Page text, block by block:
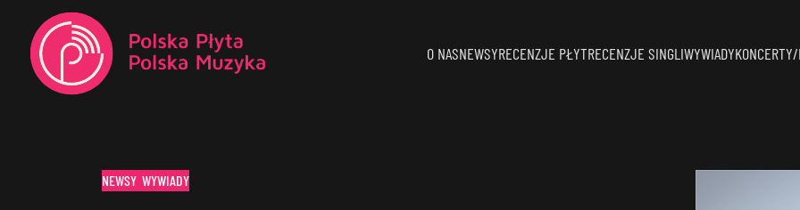
O NASNEWSYRECENZJE PŁYTRECENZJE SINGLIWYWIADY
NEWSY WYWIADY